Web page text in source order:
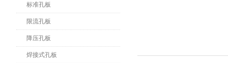
标准孔板
限流孔板
降压孔板
焊接式孔板